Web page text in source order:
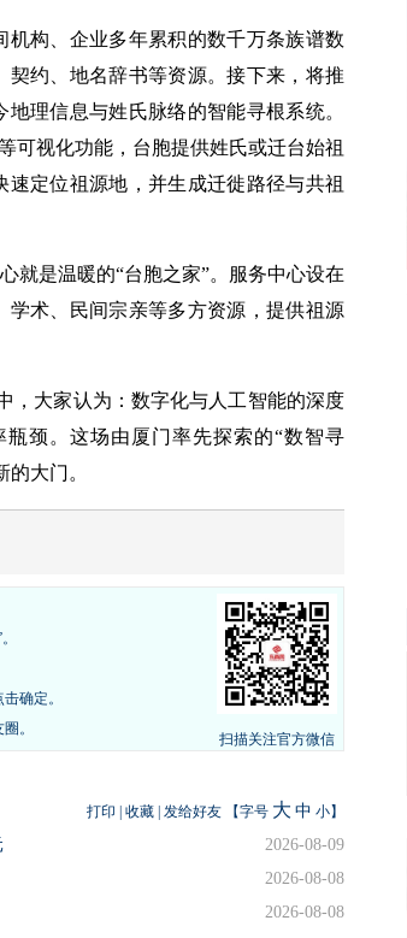
构、企业多年累积的数千万条族谱数
约、地名辞书等资源。接下来，将推
理信息与姓氏脉络的智能寻根系统。
可视化功能，台胞提供姓氏或迁台始祖
定位祖源地，并生成迁徙路径与共祖
就是温暖的“台胞之家”。服务中心设在
学术、民间宗亲等多方资源，提供祖源
，大家认为：数字化与人工智能的深度
颈。这场由厦门率先探索的“数智寻
大门。
扫描关注官方微信
确定。
。
打印 收藏 发给好友 【字号 大 中 小】
2026-08-09
2026-08-08
2026-08-08